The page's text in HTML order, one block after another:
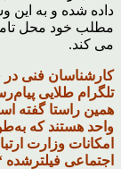
داده شده و به این
مطلب خود محل
می کند.
کارشناسان فنی
تلگرام طلایی
همین راستا گفته
واحد هستند که
امکانات وزارت
اجتماعی فیلترشده